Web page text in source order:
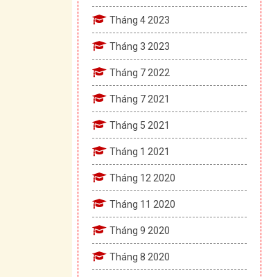
Tháng 4 2023
Tháng 3 2023
Tháng 7 2022
Tháng 7 2021
Tháng 5 2021
Tháng 1 2021
Tháng 12 2020
Tháng 11 2020
Tháng 9 2020
Tháng 8 2020